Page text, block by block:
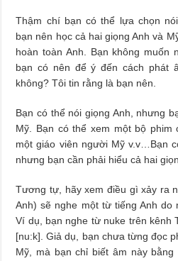
Thậm chí bạn có thể lựa chọn
bạn nên học cả hai giọng Anh và
hoàn toàn Anh. Bạn không muốn
bạn có nên để ý đến cách phát
không? Tôi tin rằng là bạn nên.
Bạn có thể nói giọng Anh, nhưng
Mỹ. Bạn có thể xem một bộ
một giáo viên người Mỹ v.v…Bạn
nhưng bạn cần phải hiểu cả hai
Tương tự, hãy xem điều gì xảy ra
Anh) sẽ nghe một từ tiếng Anh
Ví dụ, bạn nghe từ nuke trên kênh
[nu:k]. Giả dụ, bạn chưa từng đọc
Mỹ, mà bạn chỉ biết âm này